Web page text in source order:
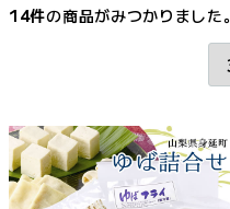
14件の商品がみつかりました。